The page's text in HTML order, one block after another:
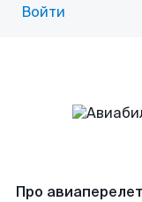
Войти
Про